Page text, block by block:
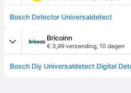
Bosch Detector Universaldetect
Bricoinn
€ 3,99 verzending, 10 dagen
Bosch Diy Universaldetect Digital